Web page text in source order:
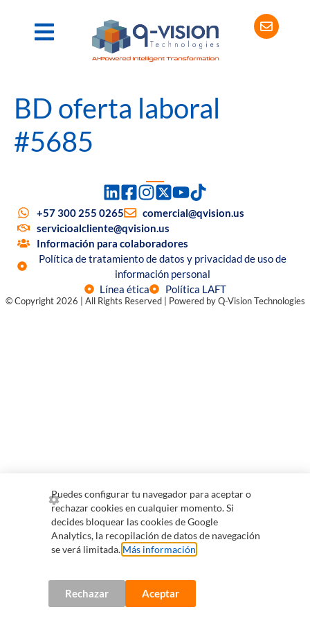
BD oferta laboral
#5685
+57 300 255 0265
comercial@qvision.us
servicioalcliente@qvision.us
Información para colaboradores
Política de tratamiento de datos y privacidad de uso de
información personal
Línea ética
Política LAFT
© Copyright 2026 | All Rights Reserved | Powered by Q-Vision Technologies
Puedes configurar tu navegador para aceptar o
rechazar cookies en cualquier momento. Si
decides bloquear las cookies de Google
Analytics, la recopilación de datos de navegación
se verá limitada. Más información
Rechazar Aceptar